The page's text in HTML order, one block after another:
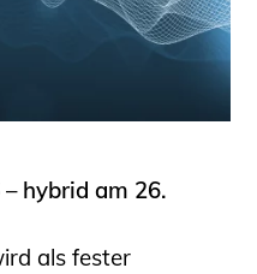
hybrid am 26.
als fester